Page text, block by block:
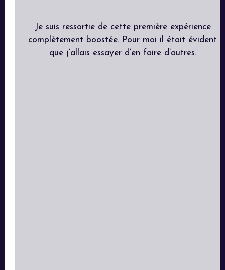
Je suis ressortie de cette première expérience
complètement boostée. Pour moi il était évident
que j’allais essayer d’en faire d’autres.